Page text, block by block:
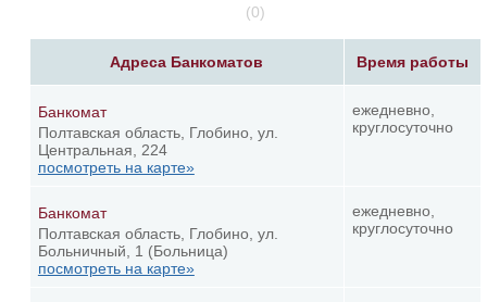
(0)
Адреса Банкоматов Время работы
Банкомат
Полтавская область, Глобино, ул.
Центральная, 224
посмотреть на карте»
ежедневно,
круглосуточно
Банкомат
Полтавская область, Глобино, ул.
Больничный, 1 (Больница)
посмотреть на карте»
ежедневно,
круглосуточно